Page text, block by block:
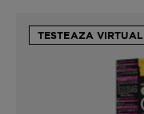
TESTEAZA VIRTUAL